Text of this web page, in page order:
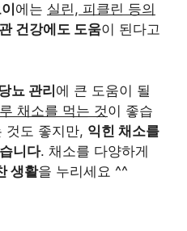
에는 실린, 피클린 등의
건강에도 도움이 된다고
당뇨 관리에 큰 도움이 될
채소를 먹는 것이 좋습
것도 좋지만, 익힌 채소를
니다. 채소를 다양하게
생활을 누리세요 ^^